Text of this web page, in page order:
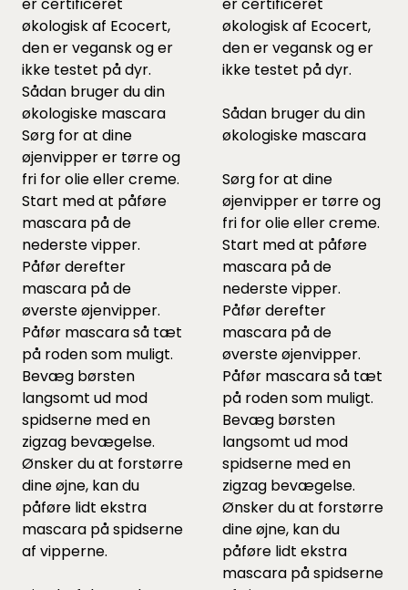
økologisk af Ecocert,
den er vegansk og er
ikke testet på dyr.
Sådan bruger du din
økologiske mascara
Sørg for at dine
øjenvipper er tørre og
fri for olie eller creme.
Start med at påføre
mascara på de
nederste vipper.
Påfør derefter
mascara på de
øverste øjenvipper.
Påfør mascara så tæt
på roden som muligt.
Bevæg børsten
langsomt ud mod
spidserne med en
zigzag bevægelse.
Ønsker du at forstørre
dine øjne, kan du
påføre lidt ekstra
mascara på spidserne
af vipperne.
økologisk af Ecocert,
den er vegansk og er
ikke testet på dyr.
Sådan bruger du din
økologiske mascara
Sørg for at dine
øjenvipper er tørre og
fri for olie eller creme.
Start med at påføre
mascara på de
nederste vipper.
Påfør derefter
mascara på de
øverste øjenvipper.
Påfør mascara så tæt
på roden som muligt.
Bevæg børsten
langsomt ud mod
spidserne med en
zigzag bevægelse.
Ønsker du at forstørre
dine øjne, kan du
påføre lidt ekstra
mascara på spidserne